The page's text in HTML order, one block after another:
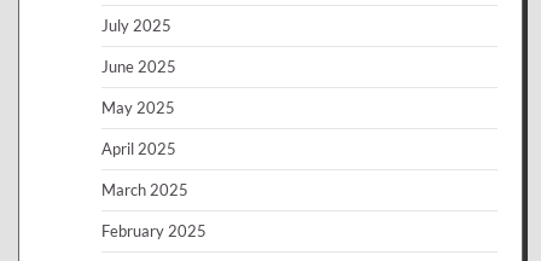
July 2025
June 2025
May 2025
April 2025
March 2025
February 2025